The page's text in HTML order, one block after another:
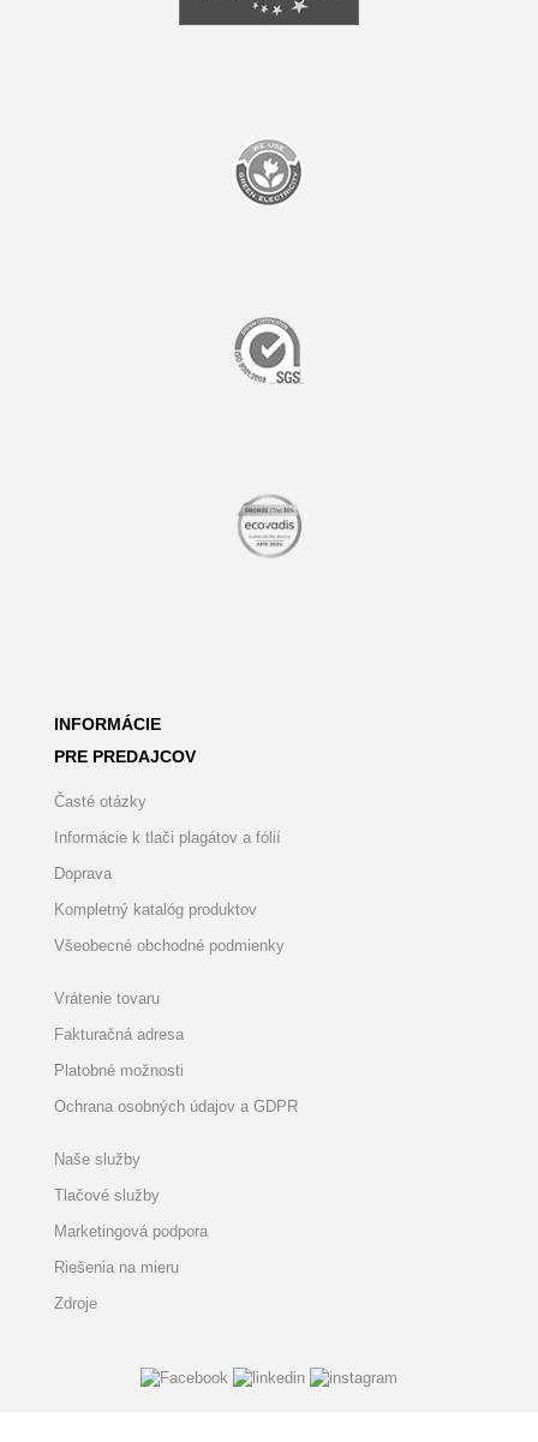
INFORMÁCIE
PRE PREDAJCOV
Časté otázky
Informácie k tlači plagátov a fólií
Doprava
Kompletný katalóg produktov
Všeobecné obchodné podmienky
Vrátenie tovaru
Fakturačná adresa
Platobné možnosti
Ochrana osobných údajov a GDPR
Naše služby
Tlačové služby
Marketingová podpora
Riešenia na mieru
Zdroje